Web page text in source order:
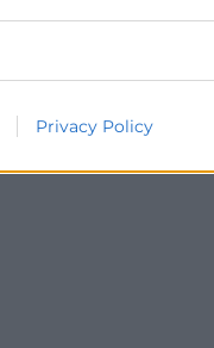
Privacy Policy